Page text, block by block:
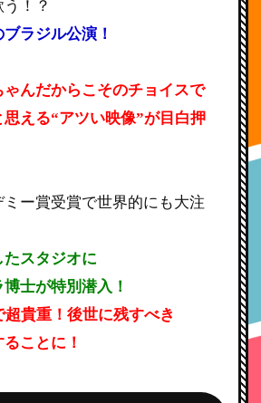
！？
ラジル公演！
ゃんだからこそのチョイスで
える“アツい映像”が目白押
ー賞受賞で世界的にも大注
スタジオに
士が特別潜入！
貴重！後世に残すべき
ことに！